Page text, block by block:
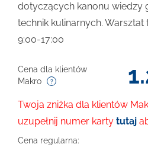
Cena dla klientów
Makro
Twoja zniżka dla klientów
uzupełnij numer karty tutaj
Cena regularna:
dotyczących kanonu wiedzy
technik kulinarnych.
9:00-17:00